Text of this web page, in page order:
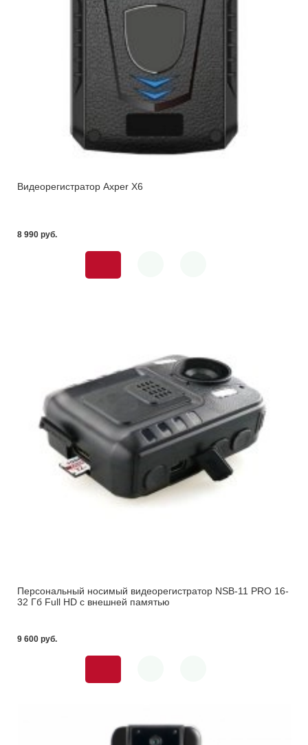
Видеорегистратор Axper X6
8 990 pуб.
Персональный носимый видеорегистратор NSB-11 PRO 16-
32 Гб Full HD с внешней памятью
9 600 pуб.